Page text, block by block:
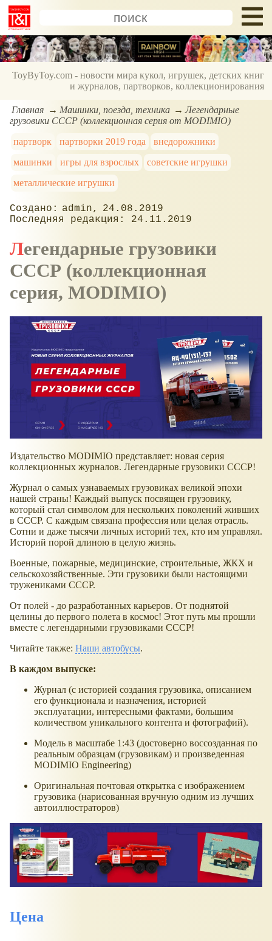
ToyByToy.com - новости мира кукол, игрушек, детских книг
и журналов, партворков, коллекционирования
Главная Машинки, поезда, техника
Легендарные
грузовики СССР (коллекционная серия от MODIMIO)
партворк
партворки 2019 года
внедорожники
машинки
игры для взрослых
советские игрушки
металлические игрушки
admin
24.08.2019
24.11.2019
Легендарные грузовики
СССР (коллекционная
серия, MODIMIO)
Издательство MODIMIO представляет: новая серия
коллекционных журналов. Легендарные грузовики СССР!
Журнал о самых узнаваемых грузовиках великой эпохи
нашей страны! Каждый выпуск посвящен грузовику,
который стал символом для нескольких поколений живших
в СССР. С каждым связана профессия или целая отрасль.
Сотни и даже тысячи личных историй тех, кто им управлял.
Историй порой длиною в целую жизнь.
Военные, пожарные, медицинские, строительные, ЖКХ и
сельскохозяйственные. Эти грузовики были настоящими
тружениками СССР.
От полей - до разработанных карьеров. От поднятой
целины до первого полета в космос! Этот путь мы прошли
вместе с легендарными грузовиками СССР!
Читайте также: Наши автобусы.
В каждом выпуске:
Журнал (с историей создания грузовика, описанием
его функционала и назначения, историей
эксплуатации, интересными фактами, большим
количеством уникального контента и фотографий).
Модель в масштабе 1:43 (достоверно воссозданная по
реальным образцам (грузовикам) и произведенная
MODIMIO Engineering)
Оригинальная почтовая открытка с изображением
грузовика (нарисованная вручную одним из лучших
автоиллюстраторов)
Цена